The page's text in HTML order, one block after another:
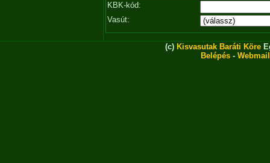
KBK-kód:
Vasút:
(c) Kisvasutak Baráti Köre
Belépés - Webmail